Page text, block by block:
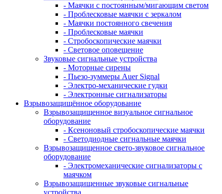
- Маячки с постоянным/мигающим светом
- Проблесковые маячки с зеркалом
- Маячки постоянного свечения
- Проблесковые маячки
- Стробоскопические маячки
- Световое оповещение
Звуковые сигнальные устройства
- Моторные сирены
- Пьезо-зуммеры Auer Signal
- Электро-механические гудки
- Электронные сигнализаторы
Взрывозащищённое оборудование
Взрывозащищенное визуальное сигнальное
оборудование
- Ксеноновый стробоскопические маячки
- Светодиодные сигнальные маячки
Взрывозащищенное свето-звуковое сигнальное
оборудование
- Электромеханические сигнализаторы с
маячком
Взрывозащищенные звуковые сигнальные
устройства